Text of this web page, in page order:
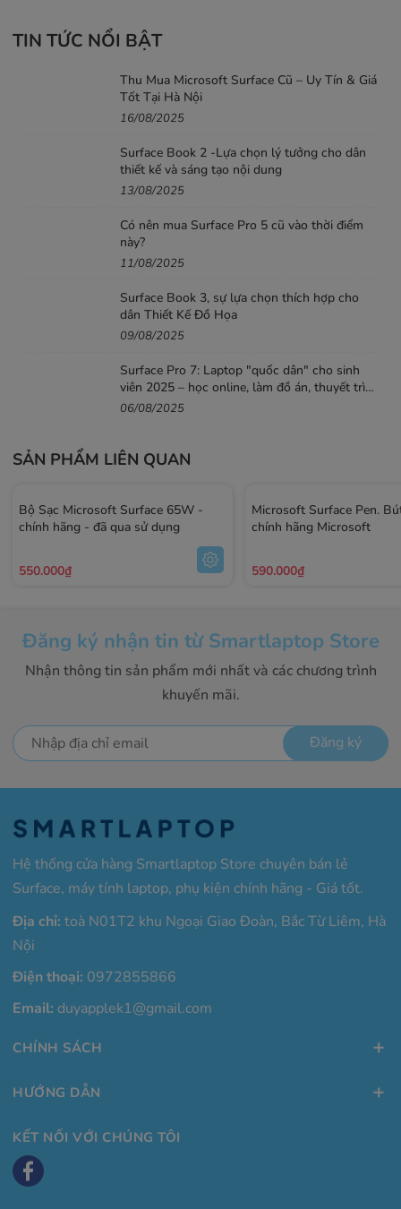
TIN TỨC NỔI BẬT
Thu Mua Microsoft Surface Cũ – Uy Tín & Giá
Tốt Tại Hà Nội
16/08/2025
Surface Book 2 -Lựa chọn lý tưởng cho dân
thiết kế và sáng tạo nội dung
13/08/2025
Có nên mua Surface Pro 5 cũ vào thời điểm
này?
11/08/2025
Surface Book 3, sự lựa chọn thích hợp cho
dân Thiết Kế Đồ Họa
09/08/2025
Surface Pro 7: Laptop "quốc dân" cho sinh
viên 2025 – học online, làm đồ án, thuyết trình
mượt
06/08/2025
SẢN PHẨM LIÊN QUAN
Bộ Sạc Microsoft Surface 65W -
chính hãng - đã qua sử dụng
550.000₫
Microsoft Surface Pen.
chính hãng Microsoft
590.000₫
Đăng ký nhận tin từ Smartlaptop Store
Nhận thông tin sản phẩm mới nhất và các chương trình
khuyến mãi.
Đăng ký
Hệ thống cửa hàng Smartlaptop Store chuyên bán lẻ
Surface, máy tính laptop, phụ kiện chính hãng - Giá tốt.
Địa chỉ: toà N01T2 khu Ngoại Giao Đoàn, Bắc Từ Liêm, Hà
Nội
Điện thoại: 0972855866
Email: duyapplek1@gmail.com
CHÍNH SÁCH
HƯỚNG DẪN
KẾT NỐI VỚI CHÚNG TÔI